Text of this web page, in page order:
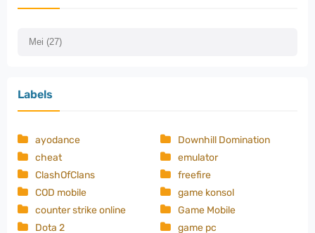
Labels
ayodance
cheat
ClashOfClans
COD mobile
counter strike online
Dota 2
Downhill Domination
emulator
freefire
game konsol
Game Mobile
game pc